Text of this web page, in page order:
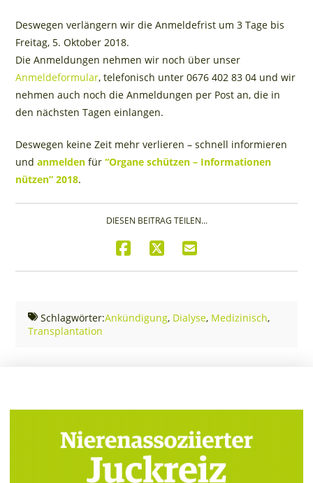
Deswegen verlängern wir die Anmeldefrist um 3 Tage bis
Freitag, 5. Oktober 2018.
Die Anmeldungen nehmen wir noch über unser
Anmeldeformular, telefonisch unter 0676 402 83 04 und wir
nehmen auch noch die Anmeldungen per Post an, die in
den nächsten Tagen einlangen.
Deswegen keine Zeit mehr verlieren – schnell informieren
undanmelden für“Organe schützen – Informationen
nützen” 2018.
DIESEN BEITRAG TEILEN...
Schlagwörter:Ankündigung, Dialyse, Medizinisch,
Transplantation